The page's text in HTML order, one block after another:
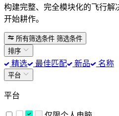
构建完整、完全模块化的飞行解
开始耕作。
所有筛选条件 筛选条件
排序
精选 最佳匹配 新品 名称
平台
平台